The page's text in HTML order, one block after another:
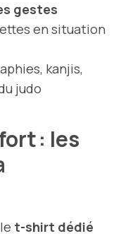
gestes
en situation
kanjis,
judo
: les
t-shirt dédié